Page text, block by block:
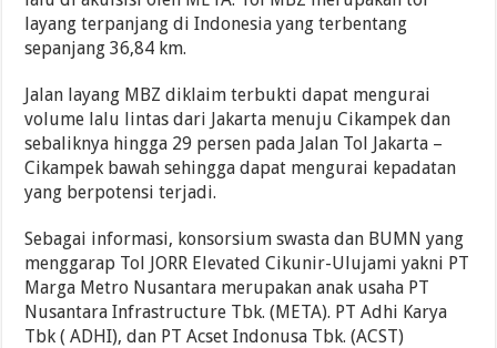
layang terpanjang di Indonesia yang terbentang
sepanjang 36,84 km.
Jalan layang MBZ diklaim terbukti dapat mengurai
volume lalu lintas dari Jakarta menuju Cikampek dan
sebaliknya hingga 29 persen pada Jalan Tol Jakarta –
Cikampek bawah sehingga dapat mengurai kepadatan
yang berpotensi terjadi.
Sebagai informasi, konsorsium swasta dan BUMN yang
menggarap Tol JORR Elevated Cikunir-Ulujami yakni PT
Marga Metro Nusantara merupakan anak usaha PT
Nusantara Infrastructure Tbk. (META). PT Adhi Karya
Tbk ( ADHI), dan PT Acset Indonusa Tbk. (ACST)